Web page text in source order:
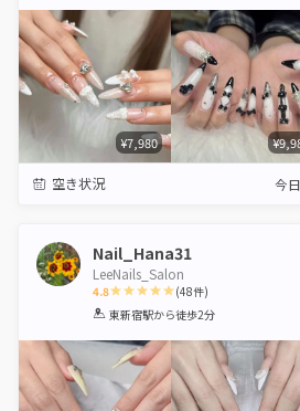
¥7,980
空き状況 今日
Nail_Hana31
LeeNails_Salon
4.8
1 2 3 4 5
(48件)
東新宿駅から徒歩2分